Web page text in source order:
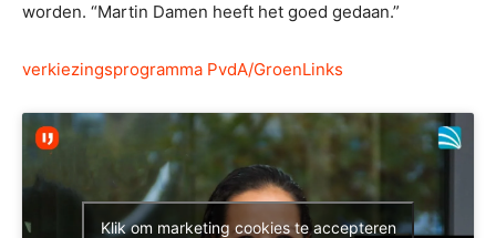
worden. “Martin Damen heeft het goed gedaan.”
verkiezingsprogramma PvdA/GroenLinks
Klik om marketing cookies te accepteren